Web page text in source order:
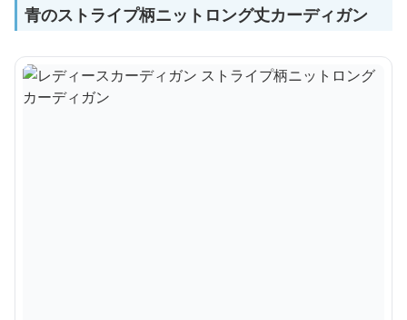
青のストライプ柄ニットロング丈カーディガン